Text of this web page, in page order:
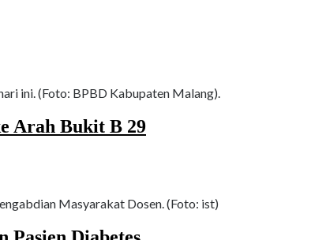
ini. (Foto: BPBD Kabupaten Malang).
Arah Bukit B 29
Masyarakat Dosen. (Foto: ist)